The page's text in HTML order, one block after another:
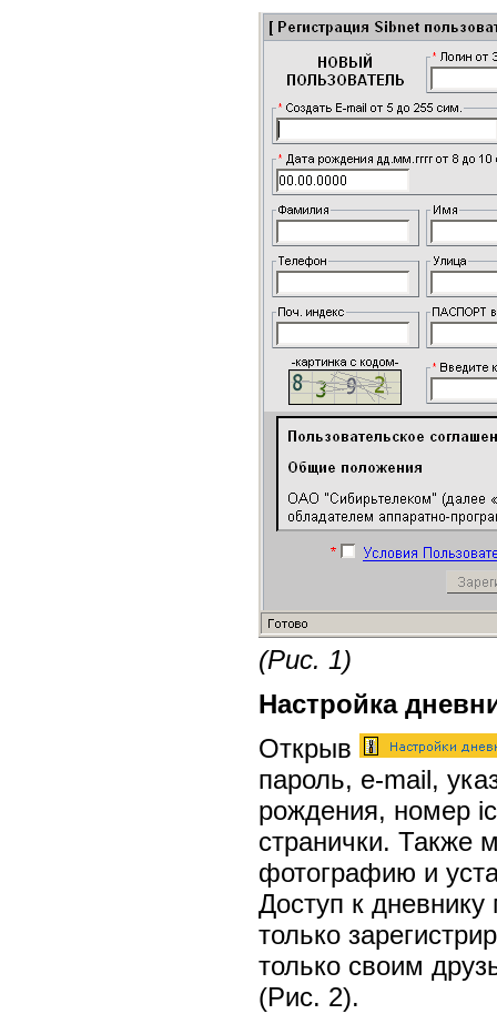
(Рис. 1)
Настройка
Открыв
пароль, e-mail,
рождения, номер
странички. Также
фотографию и
Доступ к
только
только своим
(Рис. 2).